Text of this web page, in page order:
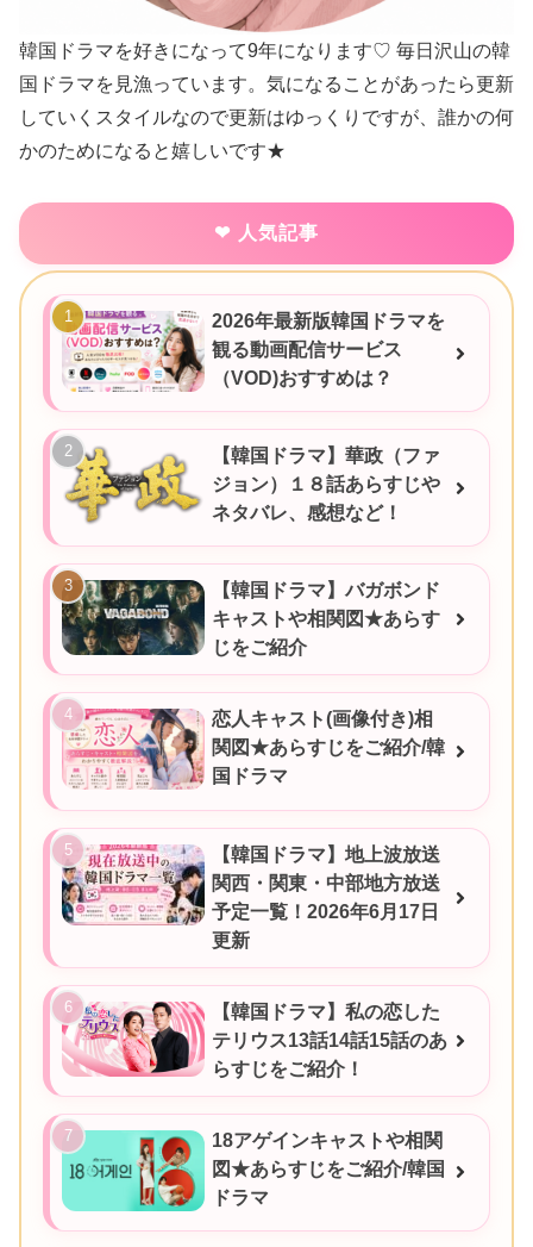
韓国ドラマを好きになって9年になります♡ 毎日沢山の韓
国ドラマを見漁っています。気になることがあったら更新
していくスタイルなので更新はゆっくりですが、誰かの何
かのためになると嬉しいです★
人気記事
2026年最新版韓国ドラマを
観る動画配信サービス
（VOD)おすすめは？
【韓国ドラマ】華政（ファ
ジョン）１８話あらすじや
ネタバレ、感想など！
【韓国ドラマ】バガボンド
キャストや相関図★あらす
じをご紹介
恋人キャスト(画像付き)相
関図★あらすじをご紹介/韓
国ドラマ
【韓国ドラマ】地上波放送
関西・関東・中部地方放送
予定一覧！2026年6月17日
更新
【韓国ドラマ】私の恋した
テリウス13話14話15話のあ
らすじをご紹介！
18アゲインキャストや相関
図★あらすじをご紹介/韓国
ドラマ